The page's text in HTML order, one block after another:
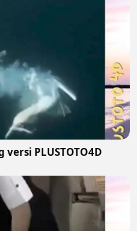
PLUSTOTO4D